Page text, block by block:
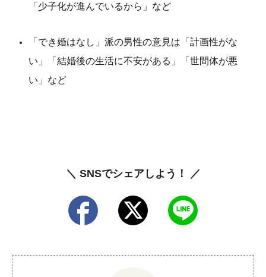
「少子化が進んでいるから」など
「でき婚はなし」派の男性の意見は「計画性がな
い」「結婚後の生活に不安がある」「世間体が悪
い」など
＼ SNSでシェアしよう！ ／